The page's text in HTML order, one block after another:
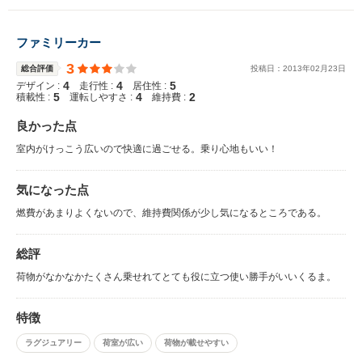
ファミリーカー
総合評価 3 投稿日： 2013年02 月23日
デザイン : 4 走行性 : 4 居住性 : 5
積載性 : 5 運転しやすさ : 4 維持費 : 2
良かった点
室内がけっこう広いので快適に過ごせる。乗り心地もいい！
気になった点
燃費があまりよくないので、維持費関係が少し気になるところである。
総評
荷物がなかなかたくさん乗せれてとても役に立つ使い勝手がいいくるま。
特徴
ラグジュアリー 荷室が広い 荷物が載せやすい